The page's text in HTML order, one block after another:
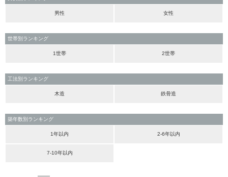
男性 女性
世帯別ランキング
1世帯 2世帯
工法別ランキング
木造 鉄骨造
築年数別ランキング
1年以内 2-6年以内
7-10年以内